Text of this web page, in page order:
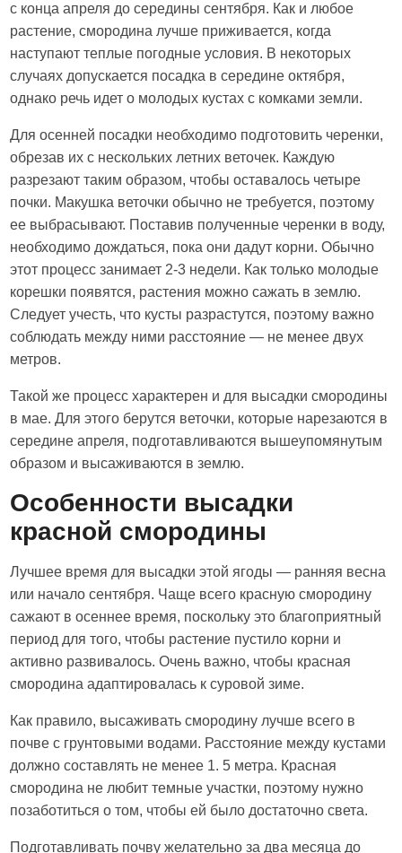
с конца апреля до середины сентября. Как и любое
растение, смородина лучше приживается, когда
наступают теплые погодные условия. В некоторых
случаях допускается посадка в середине октября,
однако речь идет о молодых кустах с комками земли.
Для осенней посадки необходимо подготовить черенки,
обрезав их с нескольких летних веточек. Каждую
разрезают таким образом, чтобы оставалось четыре
почки. Макушка веточки обычно не требуется, поэтому
ее выбрасывают. Поставив полученные черенки в воду,
необходимо дождаться, пока они дадут корни. Обычно
этот процесс занимает 2-3 недели. Как только молодые
корешки появятся, растения можно сажать в землю.
Следует учесть, что кусты разрастутся, поэтому важно
соблюдать между ними расстояние — не менее двух
метров.
Такой же процесс характерен и для высадки смородины
в мае. Для этого берутся веточки, которые нарезаются в
середине апреля, подготавливаются вышеупомянутым
образом и высаживаются в землю.
Особенности высадки
красной смородины
Лучшее время для высадки этой ягоды — ранняя весна
или начало сентября. Чаще всего красную смородину
сажают в осеннее время, поскольку это благоприятный
период для того, чтобы растение пустило корни и
активно развивалось. Очень важно, чтобы красная
смородина адаптировалась к суровой зиме.
Как правило, высаживать смородину лучше всего в
почве с грунтовыми водами. Расстояние между кустами
должно составлять не менее 1. 5 метра. Красная
смородина не любит темные участки, поэтому нужно
позаботиться о том, чтобы ей было достаточно света.
Подготавливать почву желательно за два месяца до